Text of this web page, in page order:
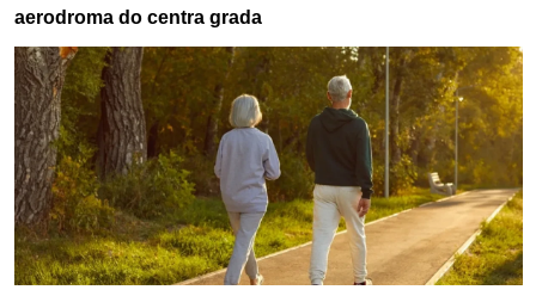
aerodroma do centra grada